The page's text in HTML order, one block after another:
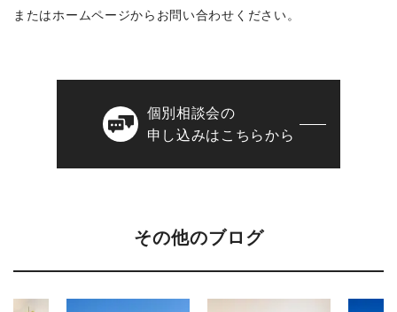
またはホームページからお問い合わせください。
個別相談会の
申し込みはこちらから
その他のブログ